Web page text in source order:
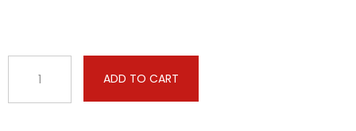
CVX
ADD TO CART